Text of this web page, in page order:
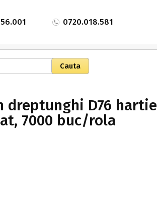
0720.018.581
dreptunghi D76 hartie
7000 buc/rola